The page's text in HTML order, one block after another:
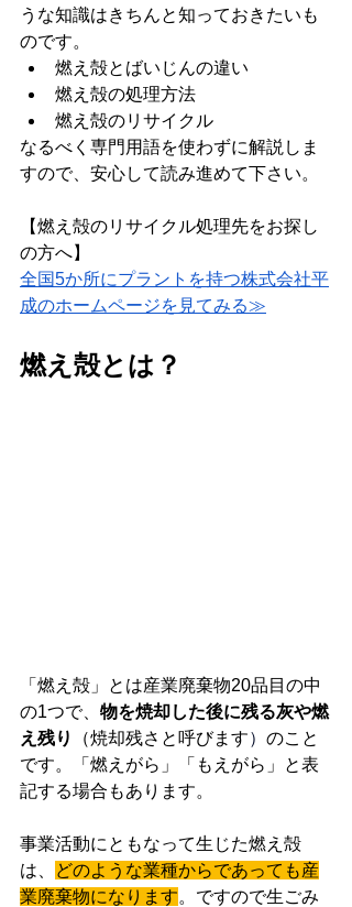
うな知識はきちんと知っておきたいも
のです。
燃え殻とばいじんの違い
燃え殻の処理方法
燃え殻のリサイクル
なるべく専門用語を使わずに解説しま
すので、安心して読み進めて下さい。
【燃え殻のリサイクル処理先をお探し
の方へ】
全国5か所にプラントを持つ株式会社平
成のホームページを見てみる≫
燃え殻とは？
「燃え殻」とは産業廃棄物20品目の中
の1つで、 物を焼却した後に残る灰や燃
え残り
（焼却残さと呼びます） のこと
です。「燃えがら」「もえがら」と表
記する場合もあります。
事業活動にともなって生じた燃え殻
は、
どのような業種からであっても産
業廃棄物になります。ですので生ごみ